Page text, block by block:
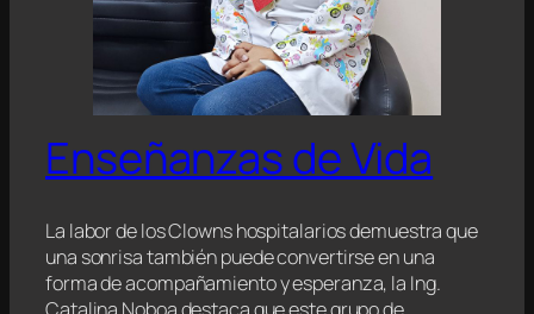
Enseñanzas de Vida
La labor de los Clowns hospitalarios demuestra que
una sonrisa también puede convertirse en una
forma de acompañamiento y esperanza, la Ing.